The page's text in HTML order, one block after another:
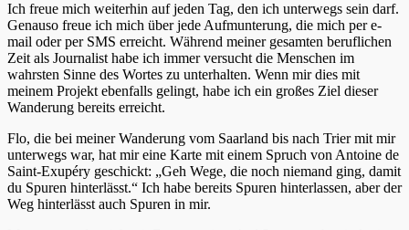
Ich freue mich weiterhin auf jeden Tag, den ich unterwegs sein darf.
Genauso freue ich mich über jede Aufmunterung, die mich per e-
mail oder per SMS erreicht. Während meiner gesamten beruflichen
Zeit als Journalist habe ich immer versucht die Menschen im
wahrsten Sinne des Wortes zu unterhalten. Wenn mir dies mit
meinem Projekt ebenfalls gelingt, habe ich ein großes Ziel dieser
Wanderung bereits erreicht.
Flo, die bei meiner Wanderung vom Saarland bis nach Trier mit mir
unterwegs war, hat mir eine Karte mit einem Spruch von Antoine de
Saint-Exupéry geschickt: „Geh Wege, die noch niemand ging, damit
du Spuren hinterlässt.“ Ich habe bereits Spuren hinterlassen, aber der
Weg hinterlässt auch Spuren in mir.